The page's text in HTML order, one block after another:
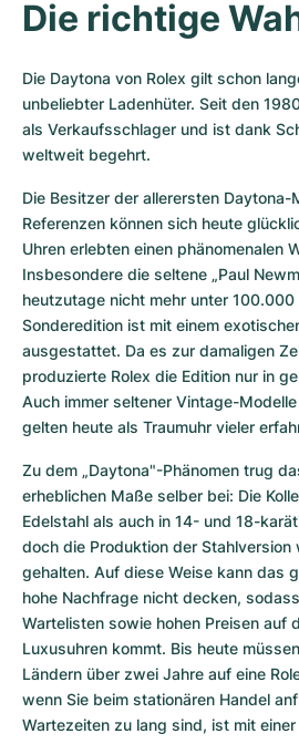
Die richtige
Die Daytona von Rolex gilt schon
unbeliebter Ladenhüter. Seit den
als Verkaufsschlager und ist dank
weltweit begehrt.
Die Besitzer der allerersten
Referenzen können sich heute
Uhren erlebten einen phänomenalen
Insbesondere die seltene „Paul
heutzutage nicht mehr unter 100.000
Sonderedition ist mit einem
ausgestattet. Da es zur damaligen
produzierte Rolex die Edition nur in
Auch immer seltener Vintage-
gelten heute als Traumuhr vieler
Zu dem „Daytona"-Phänomen trug
erheblichen Maße selber bei: Die
Edelstahl als auch in 14- und 18-
doch die Produktion der
gehalten. Auf diese Weise kann das
hohe Nachfrage nicht decken,
Wartelisten sowie hohen Preisen auf
Luxusuhren kommt. Bis heute
Ländern über zwei Jahre auf eine
wenn Sie beim stationären Handel
Wartezeiten zu lang sind, ist mit